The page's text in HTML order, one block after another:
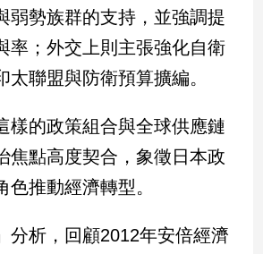
弱勢族群的支持，並強調提
率；外交上則主張強化自衛
太聯盟與防衛預算擴編。
樣的政策組合與全球供應鏈
焦點高度契合，象徵日本政
色推動經濟轉型。
分析，回顧2012年安倍經濟